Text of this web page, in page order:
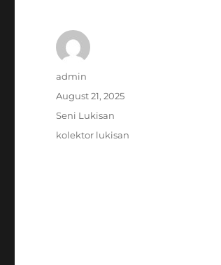
Author
admin
Posted
August 21, 2025
Categories
Seni Lukisan
Tags
kolektor lukisan